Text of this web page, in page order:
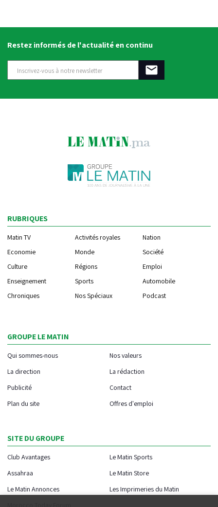
Restez informés de l'actualité en continu
RUBRIQUES
Matin TV Activités royales
Nation
Economie
Monde
Société
Culture
Régions
Emploi
Enseignement
Sports
Automobile
Chroniques
Nos Spéciaux Podcast
GROUPE LE MATIN
Qui sommes-nous
Nos valeurs
La direction
La rédaction
Publicité
Contact
Plan du site
Offres d'emploi
SITE DU GROUPE
Club Avantages
Le Matin Sports
Assahraa
Le Matin Store
Le Matin Annonces
Les Imprimeries du Matin